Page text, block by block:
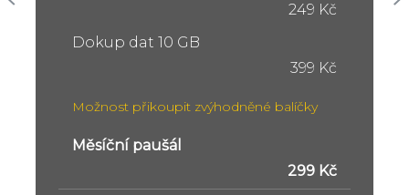
249 Kč
Dokup dat 10 GB
399 Kč
Možnost přikoupit zvýhodněné balíčky
Měsíční paušál
299 Kč